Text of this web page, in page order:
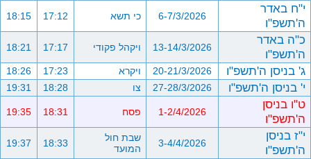
י"ח באדר
ה'תשפ"ו
6-7/3/2026 כי תשא 17:12
18:15
כ"ה באדר
ה'תשפ"ו
13-14/3/2026 ויקהל פקודי 17:17
18:21
ג' בניסן ה'תשפ"ו 20-21/3/2026 ויקרא 17:23
18:26
י' בניסן ה'תשפ"ו 27-28/3/2026 צו 18:28
19:31
ט"ו בניסן
ה'תשפ"ו
1-2/4/2026 פסח 18:31
19:35
י"ז בניסן
ה'תשפ"ו
3-4/4/2026
שבת חול
המועד
18:33
19:37